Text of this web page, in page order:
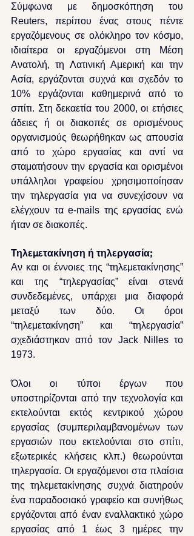
Σύμφωνα με δημοσκόπηση του
Reuters, περίπου ένας στους πέντε
εργαζόμενους σε ολόκληρο τον κόσμο,
ιδιαίτερα οι εργαζόμενοι στη Μέση
Ανατολή, τη Λατινική Αμερική και την
Ασία, εργάζονται συχνά και σχεδόν το
10% εργάζονται καθημερινά από το
σπίτι. Στη δεκαετία του 2000, οι ετήσιες
άδειες ή οι διακοπές σε ορισμένους
οργανισμούς θεωρήθηκαν ως απουσία
από το χώρο εργασίας και αντί να
σταματήσουν την εργασία και ορισμένοι
υπάλληλοι γραφείου χρησιμοποίησαν
την τηλεργασία για να συνεχίσουν να
ελέγχουν τα e-mails της εργασίας ενώ
ήταν σε διακοπές.
Τηλεμετακίνηση ή τηλεργασία;
Αν και οι έννοιες της “τηλεμετακίνησης”
και της “τηλεργασίας” είναι στενά
συνδεδεμένες, υπάρχει μια διαφορά
μεταξύ των δύο. Οι όροι
“τηλεμετακίνηση” και “τηλεργασία”
σχεδιάστηκαν από τον Jack Nilles το
1973.
Όλοι οι τύποι έργων που
υποστηρίζονται από την τεχνολογία και
εκτελούνται εκτός κεντρικού χώρου
εργασίας (συμπεριλαμβανομένων των
εργασιών που εκτελούνται στο σπίτι,
εξωτερικές κλήσεις κλπ.) θεωρούνται
τηλεργασία. Οι εργαζόμενοι στα πλαίσια
της τηλεμετακίνησης συχνά διατηρούν
ένα παραδοσιακό γραφείο και συνήθως
εργάζονται από έναν εναλλακτικό χώρο
εργασίας από 1 έως 3 ημέρες την